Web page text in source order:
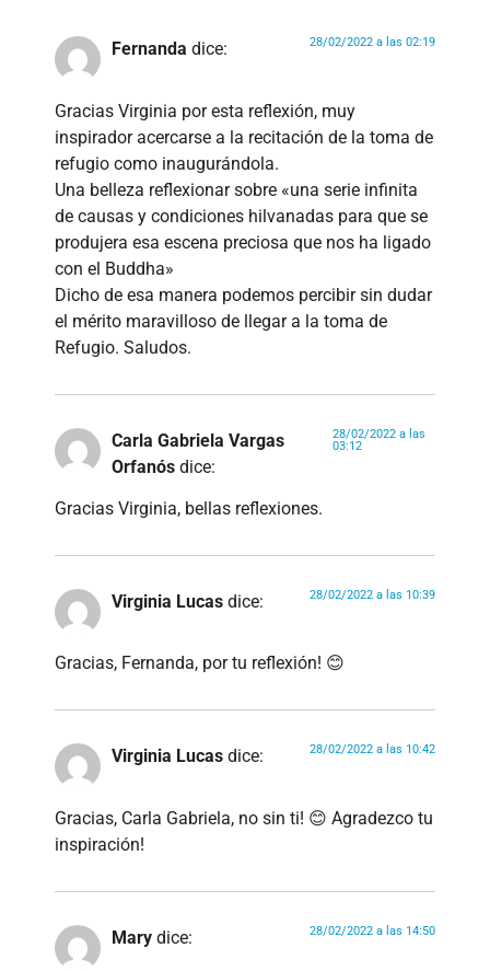
Fernanda dice: 28/02/2022 a las 02:19
Gracias Virginia por esta reflexión, muy
inspirador acercarse a la recitación de la toma de
refugio como inaugurándola.
Una belleza reflexionar sobre «una serie infinita
de causas y condiciones hilvanadas para que se
produjera esa escena preciosa que nos ha ligado
con el Buddha»
Dicho de esa manera podemos percibir sin dudar
el mérito maravilloso de llegar a la toma de
Refugio. Saludos.
Carla Gabriela Vargas
Orfanós dice:
28/02/2022 a las
03:12
Gracias Virginia, bellas reflexiones.
Virginia Lucas dice: 28/02/2022 a las 10:39
Gracias, Fernanda, por tu reflexión! 😊
Virginia Lucas dice: 28/02/2022 a las 10:42
Gracias, Carla Gabriela, no sin ti! 😊 Agradezco tu
inspiración!
Mary dice: 28/02/2022 a las 14:50